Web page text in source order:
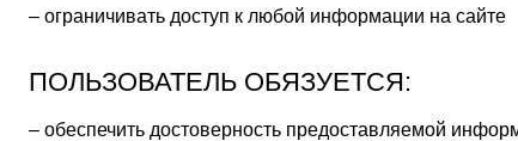
– ограничивать доступ к любой информации на сайте
ПОЛЬЗОВАТЕЛЬ ОБЯЗУЕТСЯ:
– обеспечить достоверность предоставляемой